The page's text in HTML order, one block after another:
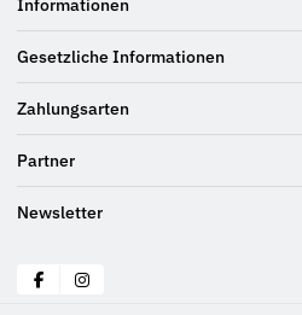
Gesetzliche Informationen
Zahlungsarten
Partner
Newsletter